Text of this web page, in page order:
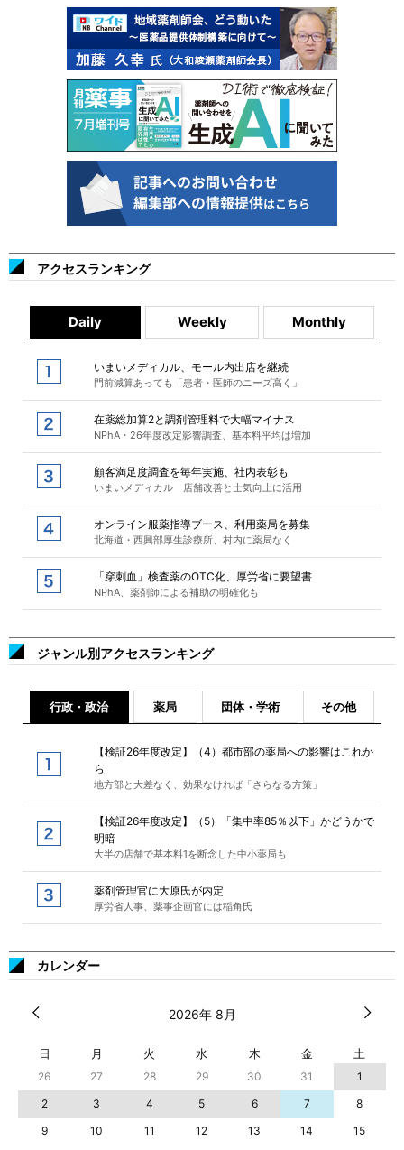
アクセスランキング
Daily Weekly Monthly
いまいメディカル、モール内出店を継続
門前減算あっても「患者・医師のニーズ高く」
在薬総加算2と調剤管理料で大幅マイナス
NPhA・26年度改定影響調査、基本料平均は増加
顧客満足度調査を毎年実施、社内表彰も
いまいメディカル 店舗改善と士気向上に活用
オンライン服薬指導ブース、利用薬局を募集
北海道・西興部厚生診療所、村内に薬局なく
「穿刺血」検査薬のOTC化、厚労省に要望書
NPhA、薬剤師による補助の明確化も
ジャンル別アクセスランキング
行政・政治 薬局 団体・学術 その他
【検証26年度改定】（4）都市部の薬局への影響はこれか
ら
地方部と大差なく、効果なければ「さらなる方策」
【検証26年度改定】（5）「集中率85％以下」かどうかで
明暗
大半の店舗で基本料1を断念した中小薬局も
薬剤管理官に大原氏が内定
厚労省人事、薬事企画官には稲角氏
カレンダー
2026年 8月
日 月 火 水 木 金 土
26 27 28 29 30 31
1
2
3 4 5 6 7
8
9
10 11 12 13 14
15